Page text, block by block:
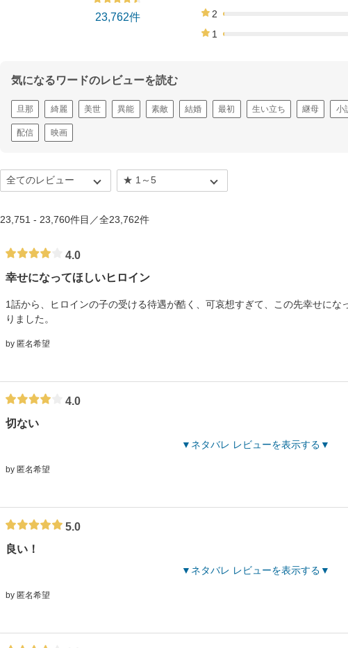
23,762件
2
1
気になるワードのレビューを読む
旦那 綺麗 美世 異能 素敵 結婚 最初 生い立ち 継母 小
配信 映画
23,751 - 23,760件目／全23,762件
4.0
幸せになってほしいヒロイン
1話から、ヒロインの子の受ける待遇が酷く、可哀想すぎて、この先幸せにな
りました。
by 匿名希望
4.0
切ない
ネタバレ レビューを表示する
by 匿名希望
5.0
良い！
ネタバレ レビューを表示する
by 匿名希望